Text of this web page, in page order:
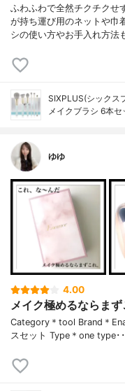
ふわふわで全然チクチクせ
が持ち運び用のネットや巾
シの使い方やお手入れ方法
SIXPLUS(シックス
メイクブラシ 6本
ゆゆ
4.00
メイク極めるならまず
Category＊tool Brand＊
スセット Type＊one type